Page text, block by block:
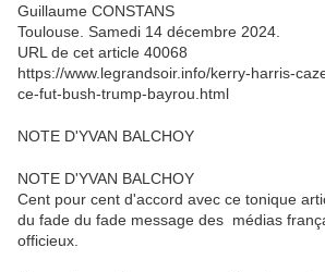
Guillaume CONSTANS
Toulouse. Samedi 14 décembre 2024.
URL de cet article 40068
https://www.legrandsoir.info/kerry-harris-
ce-fut-bush-trump-bayrou.html
NOTE D'YVAN BALCHOY
NOTE D'YVAN BALCHOY
Cent pour cent d'accord avec ce tonique
du fade du fade message des médias
officieux.